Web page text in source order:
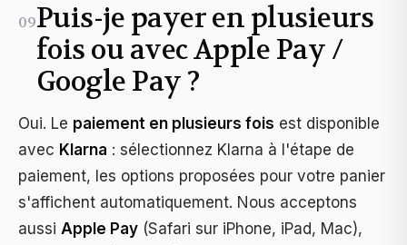
09Puis-je payer en plusieurs
fois ou avec Apple Pay /
Google Pay ?
Oui. Le paiement en plusieurs fois est disponible
avec Klarna : sélectionnez Klarna à l'étape de
paiement, les options proposées pour votre panier
s'affichent automatiquement. Nous acceptons
aussi Apple Pay (Safari sur iPhone, iPad, Mac),